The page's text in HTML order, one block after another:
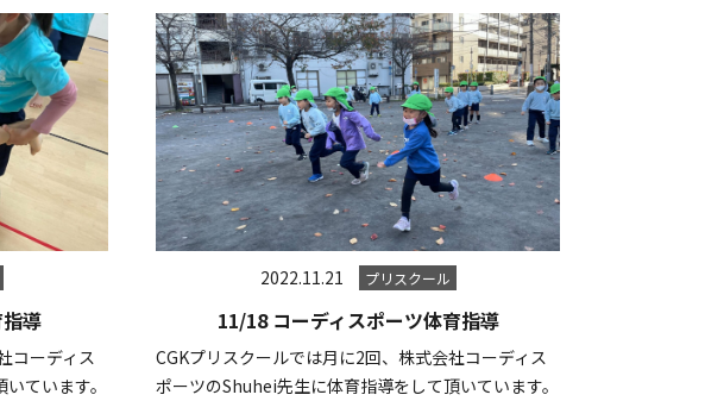
導
コーディス
ています。
2022.11.21 プリスクール
11/18 コーディスポーツ体育指導
CGKプリスクールでは月に2回、株式会社コーディス
ポーツのShuhei先生に体育指導をして頂いています。